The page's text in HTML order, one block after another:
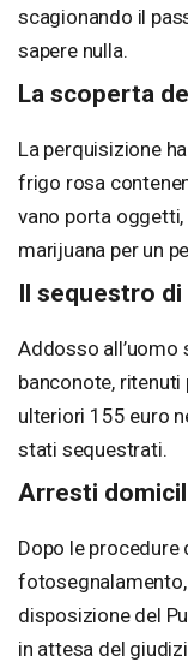
scagionando il
sapere nulla.
La scoperta
La perquisizione
frigo rosa
vano porta
marijuana per un
Il sequestro
Addosso
banconote, ritenuti
ulteriori 155 euro
stati sequestrati.
Arresti
Dopo le
disposizione del
in attesa del